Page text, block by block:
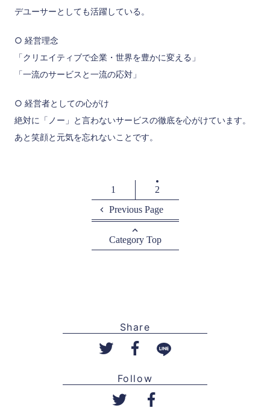
デユーサーとしても活躍している。
○ 経営理念
「クリエイティブで企業・世界を豊かに変える」
「一流のサービスと一流の応対」
○ 経営者としての心がけ
絶対に「ノー」と言わないサービスの徹底を心がけています。
あと笑顔と元気を忘れないことです。
1
2
Previous Page
Category Top
Share
Follow